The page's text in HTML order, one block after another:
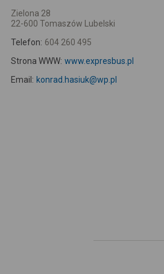
Zielona 28
22-600 Tomaszów Lubelski
Telefon: 604 260 495
Strona WWW: www.expresbus.pl
Email: konrad.hasiuk@wp.pl